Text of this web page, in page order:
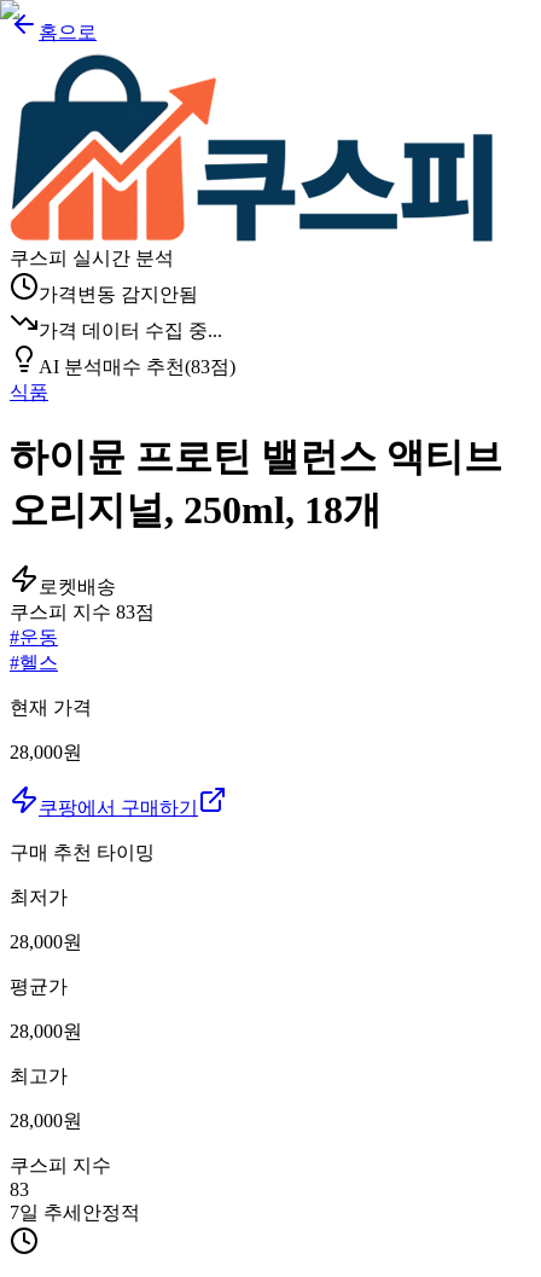
홈으로
쿠스피 실시간 분석
가격변동 감지안됨
가격 데이터 수집 중...
AI 분석매수 추천(83점)
식품
하이뮨 프로틴 밸런스 액티브
오리지널, 250ml, 18개
로켓배송
쿠스피 지수 83점
#운동
#헬스
현재 가격
28,000원
쿠팡에서 구매하기
구매 추천 타이밍
최저가
28,000원
평균가
28,000원
최고가
28,000원
쿠스피 지수
83
7일 추세 안정적